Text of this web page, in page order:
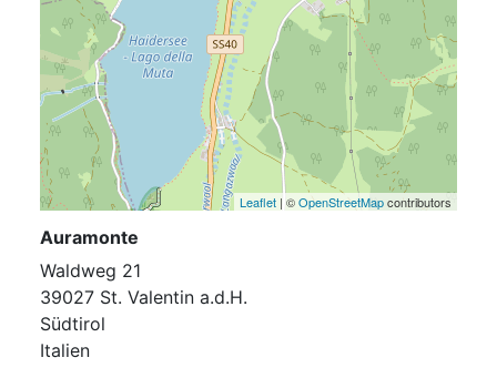
Leaflet | ©OpenStreetMapcontributors
Auramonte
Waldweg 21
39027 St. Valentin a.d.H.
Südtirol
Italien